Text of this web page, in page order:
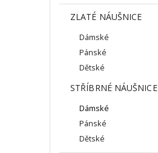
ZLATÉ NÁUŠNICE
Dámské
Pánské
Dětské
STŘÍBRNÉ NÁUŠNICE
Dámské
Pánské
Dětské